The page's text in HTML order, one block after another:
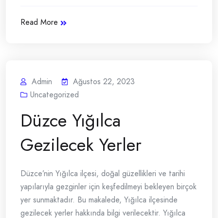
Read More
Admin
Ağustos 22, 2023
Uncategorized
Düzce Yığılca
Gezilecek Yerler
Düzce’nin Yığılca ilçesi, doğal güzellikleri ve tarihi
yapılarıyla gezginler için keşfedilmeyi bekleyen birçok
yer sunmaktadır. Bu makalede, Yığılca ilçesinde
gezilecek yerler hakkında bilgi verilecektir. Yığılca